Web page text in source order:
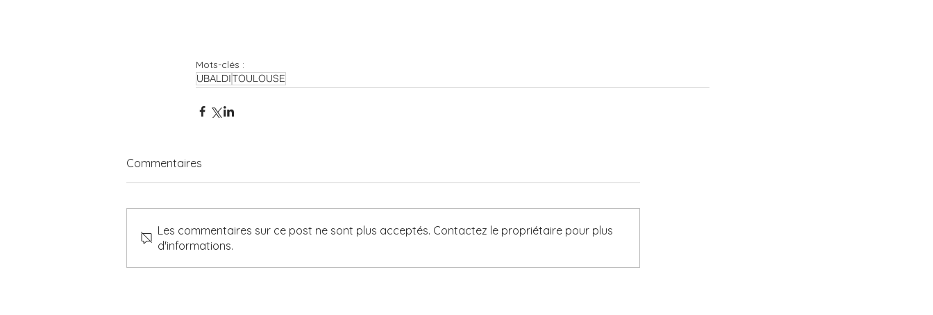
Mots-clés :
UBALDITOULOUSE
Commentaires
Les commentaires sur ce post ne sont plus acceptés. Contactez le propriétaire pour plus
d'informations.